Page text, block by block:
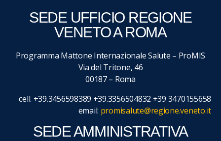
SEDE UFFICIO REGIONE
VENETO A ROMA
Programma Mattone Internazionale Salute – ProMIS
Via del Tritone, 46
00187 – Roma
cell. +39.3456598389 +39.3356504832 +39 3470155658
email: promisalute@regione.veneto.it
SEDE AMMINISTRATIVA